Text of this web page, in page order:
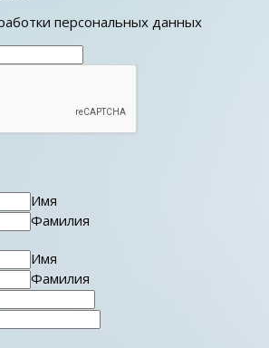
персональных данных
Имя
Фамилия
Имя
Фамилия